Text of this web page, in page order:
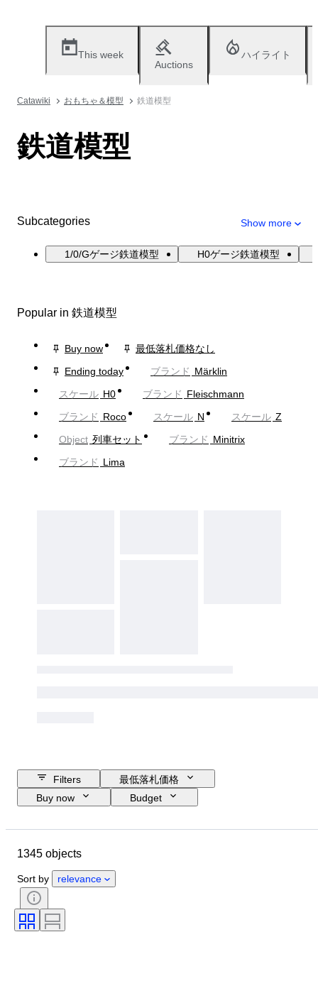
This week
Auctions
ハイライト
Catawiki おもちゃ＆模型 鉄道模型
鉄道模型
Subcategories Show more
1/0/Gゲージ鉄道模型 H0ゲージ鉄道模型
Popular in 鉄道模型
Buy now
最低落札価格なし
Ending today
ブランド Märklin
スケール H0 ブランド Fleischmann
ブランド Roco スケール N スケール Z
Object 列車セット ブランド Minitrix
ブランド Lima
Filters
最低落札価格
Buy now
Budget
Country of origin
コンディション
時代
カラー
コントロール
鉄道会社
1345 objects
Sort by relevance